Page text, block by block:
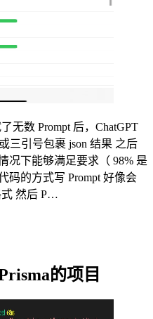
无数 Prompt 后，ChatGPT
三引号包裹 json 结果 之后
况下能够满足要求（ 98% 是
码的方式写 Prompt 好像会
式 然后 P…
的项目